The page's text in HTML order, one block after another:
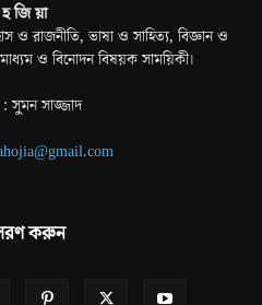
জি য়া
ও রাজনীতি, ভাষা ও সাহিত্য, বিজ্ঞান ও
ও বিনোদন বিষয়ক সাময়িকী।
সুমন সাজ্জাদ
করুন